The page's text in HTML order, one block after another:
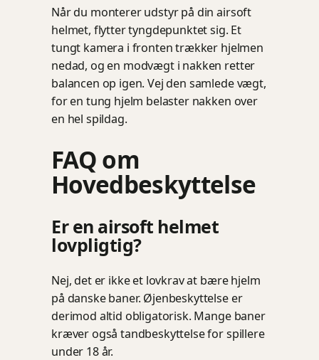
Når du monterer udstyr på din airsoft
helmet, flytter tyngdepunktet sig. Et
tungt kamera i fronten trækker hjelmen
nedad, og en modvægt i nakken retter
balancen op igen. Vej den samlede vægt,
for en tung hjelm belaster nakken over
en hel spildag.
FAQ om
Hovedbeskyttelse
Er en airsoft helmet
lovpligtig?
Nej, det er ikke et lovkrav at bære hjelm
på danske baner. Øjenbeskyttelse er
derimod altid obligatorisk. Mange baner
kræver også tandbeskyttelse for spillere
under 18 år.